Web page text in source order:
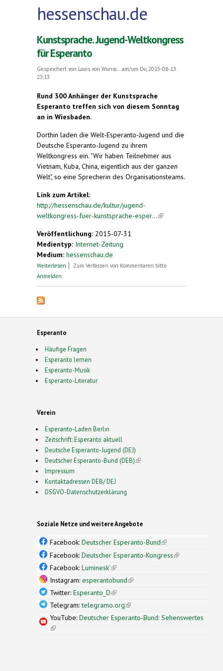
hessenschau.de
Kunstsprache. Jugend-Weltkongress
für Esperanto
Gespeichert von Louis von Wunsc...
am/um Do, 2015-08-13
23:13
Rund 300 Anhänger der Kunstsprache
Esperanto treffen sich von diesem Sonntag
an in Wiesbaden.
Dorthin laden die Welt-Esperanto-Jugend und die
Deutsche Esperanto-Jugend zu ihrem
Weltkongress ein. "Wir haben Teilnehmer aus
Vietnam, Kuba, China, eigentlich aus der ganzen
Welt", so eine Sprecherin des Organisationsteams.
Link zum Artikel:
http://hessenschau.de/kultur/jugend-
weltkongress-fuer-kunstsprache-esper...(link is
Veröffentlichung: 2015-07-31
Medientyp: Internet-Zeitung
Medium: hessenschau.de
Weiterlesen über Kunstsprache. Jugend-Weltkongress für
Zum Verfassen von Kommentaren bitte
Anmelden
Esperanto
Häufige Fragen
Esperanto lernen
Esperanto-Musik
Esperanto-Literatur
Verein
Esperanto-Laden Berlin
Zeitschrift: Esperanto aktuell
Deutsche Esperanto-Jugend (DEJ)
Deutscher Esperanto-Bund (DEB)(link is external)
Impressum
Kontaktadressen DEB/ DEJ
DSGVO-Datenschutzerklärung
Soziale Netze und weitere Angebote
Facebook: Deutscher Esperanto-Bund(link is
external)
Facebook: Deutscher Esperanto-Kongress(link is
Facebook: Luminesk'(link is external)
Instagram: esperantobund(link is external)
Twitter: Esperanto_D(link is external)
Telegram:telegramo.org(link is external)
YouTube: Deutscher Esperanto-Bund: Sehenswertes
(link is external)